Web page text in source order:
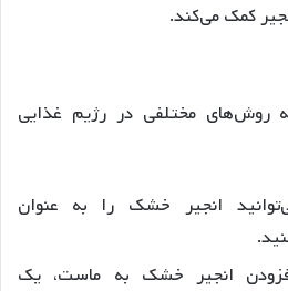
کمک می‌کند.
روش‌های مختلفی در رژیم غذایی
انجیر خشک را به عنوان
انجیر خشک به ماست، یک